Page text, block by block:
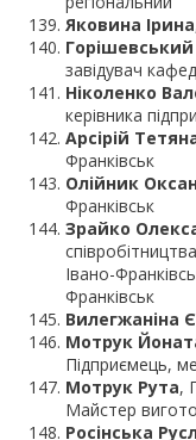
Яковина Ірина
завідувач
Ніколенко
керівника
Арсірій
Франківськ
Олійник
Франківськ
Зрайко
Івано-
Франківськ
Вилегжаніна
Мотрук
Підприємець,
Мотрук Рута,
Майстер
Росінська